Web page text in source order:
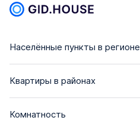
Населённые пункты в регионе
Квартиры в районах
Комнатность